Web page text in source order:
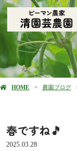
HOME 農園ブログ
春ですね🎵
2025.03.28